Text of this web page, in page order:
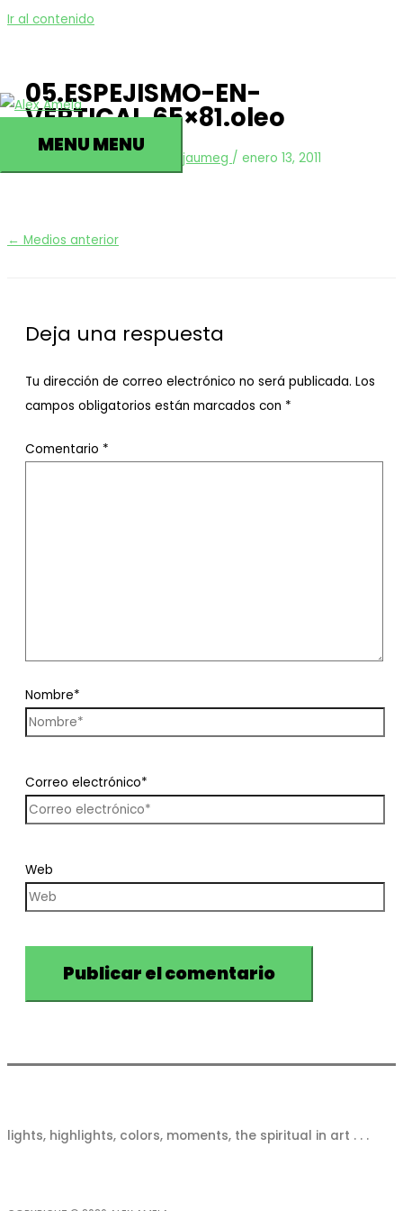
Ir al contenido
MENUMENU
05.ESPEJISMO-EN-
VERTICAL.65×81.oleo
jaumeg / enero 13, 2011
← Medios anterior
Deja una respuesta
Tu dirección de correo electrónico no será publicada. Los
campos obligatorios están marcados con *
Comentario *
Nombre*
Correo electrónico*
Web
lights, highlights, colors, moments, the spiritual in art . . .